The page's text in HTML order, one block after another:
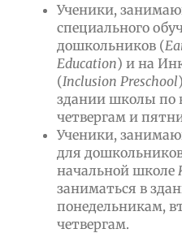
Ученики,
специального
дошкольников (
Education) и на
(Inclusion Preschool
здании школы по
четвергам и
Ученики,
для
начальной школе
заниматься в
понедельникам,
четвергам.